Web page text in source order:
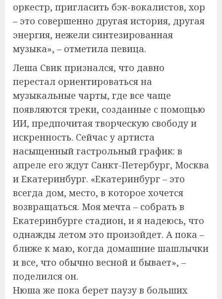
оркестр, пригласить бэк-вокалистов, хор
– это совершенно другая история, другая
энергия, нежели синтезированная
музыка», – отметила певица.
Леша Свик признался, что давно
перестал ориентироваться на
музыкальные чарты, где все чаще
появляются треки, созданные с помощью
ИИ, предпочитая творческую свободу и
искренность. Сейчас у артиста
насыщенный гастрольный график: в
апреле его ждут Санкт-Петербург, Москва
и Екатеринбург. «Екатеринбург – это
всегда дом, место, в которое хочется
возвращаться. Моя мечта – собрать в
Екатеринбурге стадион, и я надеюсь, что
однажды летом это произойдет. А пока –
ближе к маю, когда домашние шашлычки
и все, что обычно весной и бывает», –
поделился он.
Нюша же пока берет паузу в больших